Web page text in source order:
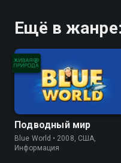
Ещё в
Подводный мир
Blue World • 2008, США,
Информация